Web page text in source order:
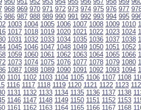
968 969 970 971 972 973 974 975 976 977
986 987 988 989 990 991 992 993 994 995
1003 1004 1005 1006 1007 1008 1009 1010
1017 1018 1019 1020 1021 1022 1023 1024
1031 1032 1033 1034 1035 1036 1037 1038
1045 1046 1047 1048 1049 1050 1051 1052
1059 1060 1061 1062 1063 1064 1065 1066
1073 1074 1075 1076 1077 1078 1079 1080
1087 1088 1089 1090 1091 1092 1093 1094
1101 1102 1103 1104 1105 1106 1107 1108
1116 1117 1118 1119 1120 1121 1122 1123
1131 1132 1133 1134 1135 1136 1137 1138
1146 1147 1148 1149 1150 1151 1152 1153
1161 1162 1163 1164 1165 1166 1167 1168